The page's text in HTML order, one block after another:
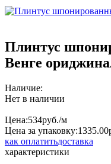
Плинтус
Венге
Наличие:
Нет в наличии
Цена:534руб./м
Цена за упаковку:1335.00
как оплатитьдоставка
характеристики